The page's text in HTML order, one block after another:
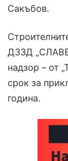
Сакъбов.
ДЗЗД
надзор – от
срок за
година.